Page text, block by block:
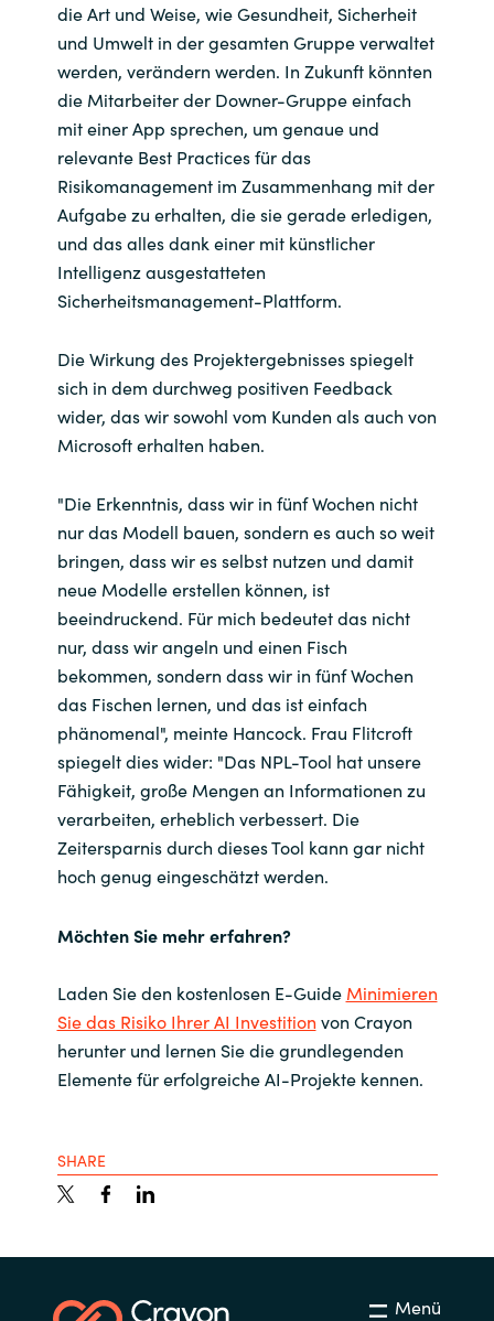
die Art und Weise, wie Gesundheit, Sicherheit
und Umwelt in der gesamten Gruppe verwaltet
werden, verändern werden. In Zukunft könnten
die Mitarbeiter der Downer-Gruppe einfach
mit einer App sprechen, um genaue und
relevante Best Practices für das
Risikomanagement im Zusammenhang mit der
Aufgabe zu erhalten, die sie gerade erledigen,
und das alles dank einer mit künstlicher
Intelligenz ausgestatteten
Sicherheitsmanagement-Plattform.
Die Wirkung des Projektergebnisses spiegelt
sich in dem durchweg positiven Feedback
wider, das wir sowohl vom Kunden als auch von
Microsoft erhalten haben.
"Die Erkenntnis, dass wir in fünf Wochen nicht
nur das Modell bauen, sondern es auch so weit
bringen, dass wir es selbst nutzen und damit
neue Modelle erstellen können, ist
beeindruckend. Für mich bedeutet das nicht
nur, dass wir angeln und einen Fisch
bekommen, sondern dass wir in fünf Wochen
das Fischen lernen, und das ist einfach
phänomenal", meinte Hancock. Frau Flitcroft
spiegelt dies wider: "Das NPL-Tool hat unsere
Fähigkeit, große Mengen an Informationen zu
verarbeiten, erheblich verbessert. Die
Zeitersparnis durch dieses Tool kann gar nicht
hoch genug eingeschätzt werden.
Möchten Sie mehr erfahren?
Laden Sie den kostenlosen E-Guide Minimieren
Sie das Risiko Ihrer AI Investition von Crayon
herunter und lernen Sie die grundlegenden
Elemente für erfolgreiche AI-Projekte kennen.
SHARE
Menü